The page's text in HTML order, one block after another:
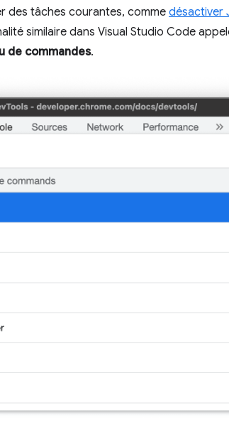
des tâches courantes, commedésactiver
similaire dans Visual Studio Code
de commandes.